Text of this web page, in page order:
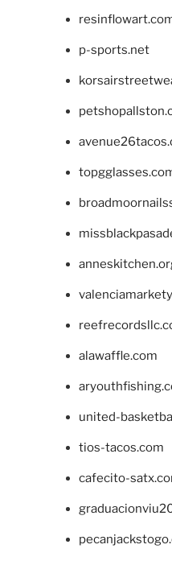
p-sports.net
alawaffle.com
united-
tios-tacos.com
cafecito-